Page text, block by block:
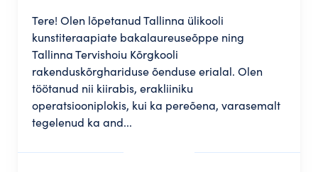
Tere! Olen lõpetanud Tallinna ülikooli
kunstiteraapiate bakalaureuseõppe ning
Tallinna Tervishoiu Kõrgkooli
rakenduskõrghariduse õenduse erialal. Olen
töötanud nii kiirabis, erakliiniku
operatsiooniplokis, kui ka pereõena, varasemalt
tegelenud ka and...